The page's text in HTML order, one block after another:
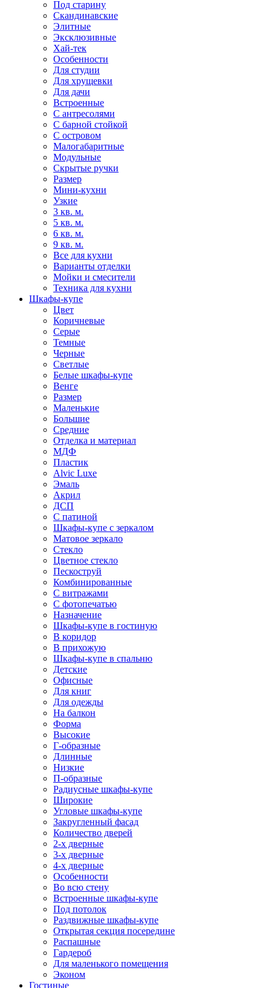
Под старину
Скандинавские
Элитные
Эксклюзивные
Хай-тек
Особенности
Для студии
Для хрущевки
Для дачи
Встроенные
С антресолями
С барной стойкой
С островом
Малогабаритные
Модульные
Скрытые ручки
Размер
Мини-кухни
Узкие
3 кв. м.
5 кв. м.
6 кв. м.
9 кв. м.
Все для кухни
Варианты отделки
Мойки и смесители
Техника для кухни
Шкафы-купе
Цвет
Коричневые
Серые
Темные
Черные
Светлые
Белые шкафы-купе
Венге
Размер
Маленькие
Большие
Средние
Отделка и материал
МДФ
Пластик
Alvic Luxe
Эмаль
Акрил
ДСП
С патиной
Шкафы-купе с зеркалом
Матовое зеркало
Стекло
Цветное стекло
Пескоструй
Комбинированные
С витражами
С фотопечатью
Назначение
Шкафы-купе в гостиную
В коридор
В прихожую
Шкафы-купе в спальню
Детские
Офисные
Для книг
Для одежды
На балкон
Форма
Высокие
Г-образные
Длинные
Низкие
П-образные
Радиусные шкафы-купе
Широкие
Угловые шкафы-купе
Закругленный фасад
Количество дверей
2-х дверные
3-х дверные
4-х дверные
Особенности
Во всю стену
Встроенные шкафы-купе
Под потолок
Раздвижные шкафы-купе
Открытая секция посередине
Распашные
Гардероб
Для маленького помещения
Эконом
Гостиные